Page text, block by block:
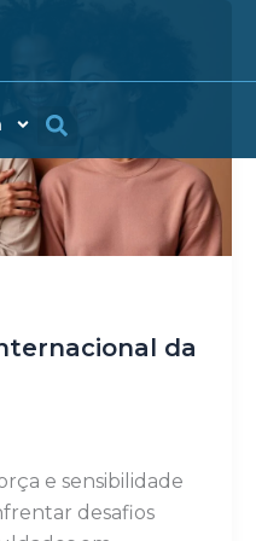
da
e sensibilidade
desafios